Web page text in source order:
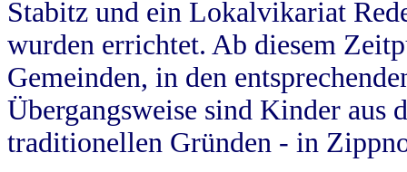
Stabitz und ein Lokalvikariat
wurden errichtet. Ab diesem
Gemeinden, in den
Übergangsweise sind Kinder aus
traditionellen Gründen - in